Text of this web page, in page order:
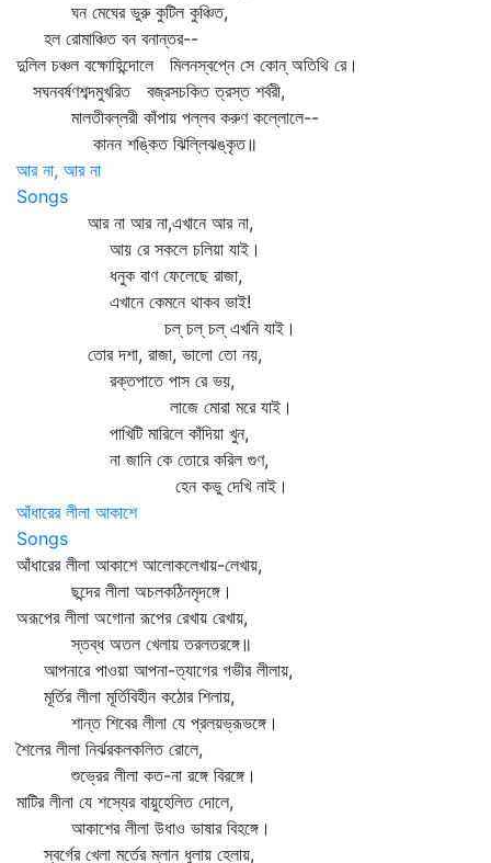
ঘন মেঘের ভুরু কুটিল কুঞ্চিত,
হল রোমাঞ্চিত বন বনান্তর--
দুলিল চঞ্চল বক্ষোহিন্দোলে মিলনস্বপ্নে সে কোন্‌ অতিথি রে।
সঘনবর্ষণশব্দমুখরিত বজ্রসচকিত ত্রস্ত শর্বরী,
মালতীবল্লরী কাঁপায় পল্লব করুণ কল্লোলে--
কানন শঙ্কিত ঝিল্লিঝঙ্কৃত॥
আর না, আর না
Songs
আর না আর না,এখানে আর না,
আয় রে সকলে চলিয়া যাই।
ধনুক বাণ ফেলেছে রাজা,
এখানে কেমনে থাকব ভাই!
চল্‌ চল্‌ চল্‌ এখনি যাই।
তোর দশা, রাজা, ভালো তো নয়,
রক্তপাতে পাস রে ভয়,
লাজে মোরা মরে যাই।
পাখিটি মারিলে কাঁদিয়া খুন,
না জানি কে তোরে করিল গুণ,
হেন কভু দেখি নাই।
আঁধারের লীলা আকাশে
Songs
আঁধারের লীলা আকাশে আলোকলেখায়-লেখায়,
ছন্দের লীলা অচলকঠিনমৃদঙ্গে।
অরূপের লীলা অগোনা রূপের রেখায় রেখায়,
স্তব্ধ অতল খেলায় তরলতরঙ্গে॥
আপনারে পাওয়া আপনা-ত্যাগের গভীর লীলায়,
মূর্তির লীলা মূর্তিবিহীন কঠোর শিলায়,
শান্ত শিবের লীলা যে প্রলয়ভ্রূভঙ্গে।
শৈলের লীলা নির্ঝরকলকলিত রোলে,
শুভ্রের লীলা কত-না রঙ্গে বিরঙ্গে।
মাটির লীলা যে শস্যের বায়ুহেলিত দোলে,
আকাশের লীলা উধাও ভাষার বিহঙ্গে।
স্বর্গের খেলা মর্তের ম্লান ধুলায় হেলায়,